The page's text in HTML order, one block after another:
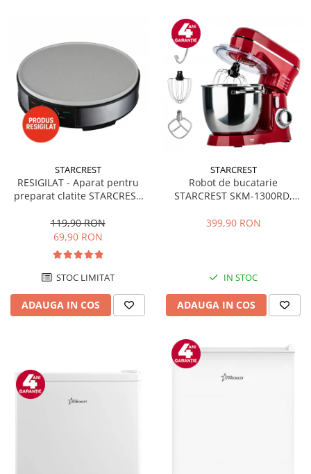
STARCREST
RESIGILAT - Aparat pentru
preparat clatite STARCREST
invelis ceramic antiaderent,
30 cm, Inox / Negru
119,90 RON
69,90 RON
STOC LIMITAT
ADAUGA IN COS
STARCREST
Robot de bucatarie
STARCREST SKM-1300RD,
Accesorii, 10 Viteze + Pulse,
399,90 RON
IN STOC
ADAUGA IN COS